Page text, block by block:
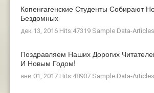
Копенгагенские Студенты Собирают
Бездомных
дек 13, 2016 Hits:47319 Sample Data-Articles
Поздравляем Наших Дорогих
И Новым Годом!
янв 01, 2017 Hits:48907 Sample Data-Articles